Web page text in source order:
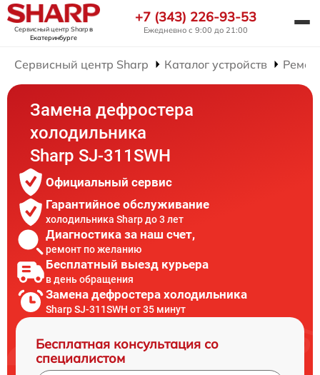
Сервисный центр Sharpв
Екатеринбурге
+7 (343) 226-93-53
Ежедневно с 9:00 до 21:00
Сервисный центр Sharp Каталог устройств
Замена дефростера
холодильника
Sharp SJ-311SWH
Официальный сервис
Гарантийное обслуживание
холодильника Sharp до 3 лет
Диагностика за наш счет,
ремонт по желанию
Бесплатный выезд курьера
в день обращения
Замена дефростера холодильника
Sharp SJ-311SWH от 35 минут
Бесплатная консультация со
специалистом